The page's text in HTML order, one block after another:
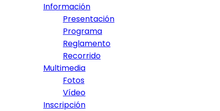
Información
Presentación
Programa
Reglamento
Recorrido
Multimedia
Fotos
Vídeo
Inscripción